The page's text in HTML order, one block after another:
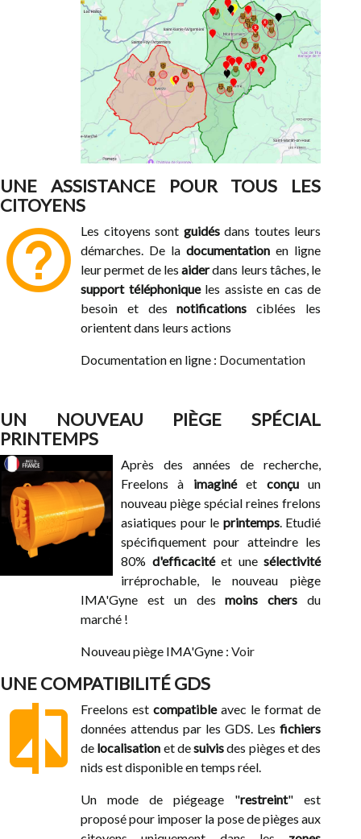
UNE ASSISTANCE POUR TOUS LES
CITOYENS
help_outline Les citoyens sont guidésdans toutes leurs
démarches. De la documentation en ligne
leur permet de les aiderdans leurs tâches, le
support téléphoniqueles assiste en cas de
besoin et desnotifications ciblées les
orientent dans leurs actions
Documentation en ligne : Documentation
UN NOUVEAU PIÈGE SPÉCIAL
PRINTEMPS
Après des années de recherche,
Freelons à imaginéet conçuun
nouveau piège spécial reines frelons
asiatiques pour le printemps. Etudié
spécifiquement pour atteindre les
80% d'efficacitéet une sélectivité
irréprochable, le nouveau piège
IMA'Gyne est un desmoins chers du
marché !
Nouveau piège IMA'Gyne : Voir
UNE COMPATIBILITÉ GDS
Freelons est compatibleavec le format de
données attendus par les GDS. Les fichiers
de localisation et desuivisdes pièges et des
nids est disponible en temps réel.
Un mode de piégeage "restreint" est
proposé pour imposer la pose de pièges aux